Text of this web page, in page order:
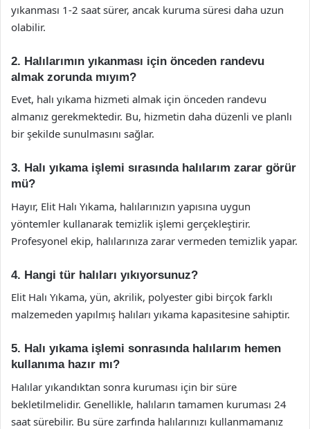
yıkanması 1-2 saat sürer, ancak kuruma süresi daha uzun
olabilir.
2. Halılarımın yıkanması için önceden randevu
almak zorunda mıyım?
Evet, halı yıkama hizmeti almak için önceden randevu
almanız gerekmektedir. Bu, hizmetin daha düzenli ve planlı
bir şekilde sunulmasını sağlar.
3. Halı yıkama işlemi sırasında halılarım zarar görür
mü?
Hayır, Elit Halı Yıkama, halılarınızın yapısına uygun
yöntemler kullanarak temizlik işlemi gerçekleştirir.
Profesyonel ekip, halılarınıza zarar vermeden temizlik yapar.
4. Hangi tür halıları yıkıyorsunuz?
Elit Halı Yıkama, yün, akrilik, polyester gibi birçok farklı
malzemeden yapılmış halıları yıkama kapasitesine sahiptir.
5. Halı yıkama işlemi sonrasında halılarım hemen
kullanıma hazır mı?
Halılar yıkandıktan sonra kuruması için bir süre
bekletilmelidir. Genellikle, halıların tamamen kuruması 24
saat sürebilir. Bu süre zarfında halılarınızı kullanmamanız